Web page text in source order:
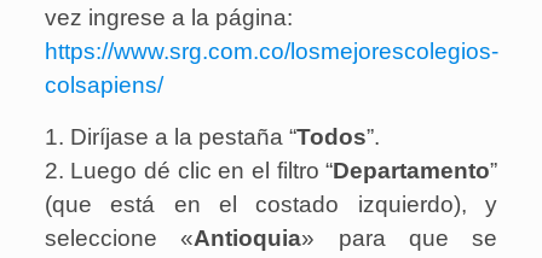
vez ingrese a la página:
https://www.srg.com.co/losmejorescolegios-
colsapiens/
1. Diríjase a la pestaña “Todos”.
2. Luego dé clic en el filtro “Departamento”
(que está en el costado izquierdo), y
seleccione «Antioquia» para que se